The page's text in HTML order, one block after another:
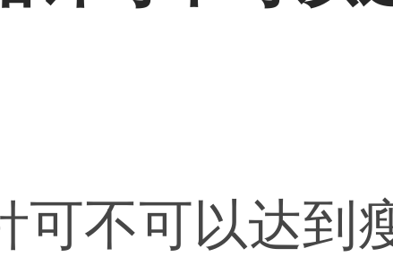
可不可以达到